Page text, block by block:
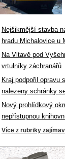
Nejšikmější stavba
hradu Michalovice u
Na Vltavě pod
vrtulníky záchranářů
Kraj podpořil opravu
nalezeny schránky
Nový prohlídkový
nepřístupnou
Více z rubriky